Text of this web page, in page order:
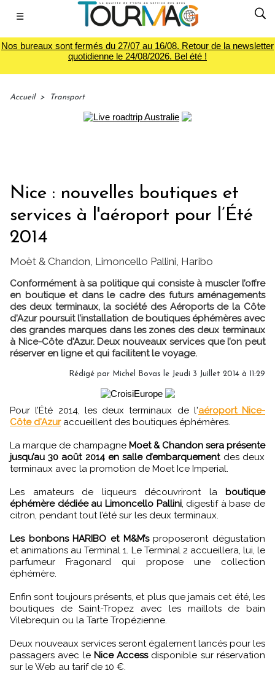
☰
Nos bureaux sont fermés du 27/07 au 16/08. Retour de la newsletter
quotidienne le 24/08/2026. Bel été !
Accueil > Transport
Nice : nouvelles boutiques et
services à l'aéroport pour l’Été
2014
Moët & Chandon, Limoncello Pallini, Haribo
Conformément à sa politique qui consiste à muscler l’offre
en boutique et dans le cadre des futurs aménagements
des deux terminaux, la société des Aéroports de la Côte
d'Azur poursuit l’installation de boutiques éphémères avec
des grandes marques dans les zones des deux terminaux
à Nice-Côte d'Azur. Deux nouveaux services que l’on peut
réserver en ligne et qui facilitent le voyage.
Rédigé par Michel Bovas le Jeudi 3 Juillet 2014 à 11:29
Pour l’Été 2014, les deux terminaux de l'aéroport Nice-
Côte d'Azuraccueillent des boutiques éphémères.
La marque de champagne Moet & Chandon sera présente
jusqu’au 30 août 2014 en salle d’embarquementdes deux
terminaux avec la promotion de Moet Ice Imperial.
Les amateurs de liqueurs découvriront la boutique
éphémère dédiée au Limoncello Pallini, digestif à base de
citron, pendant tout l’été sur les deux terminaux.
Les bonbons HARIBO et M&M’sproposeront dégustation
et animations au Terminal 1. Le Terminal 2 accueillera, lui, le
parfumeur Fragonard qui propose une collection
éphémère.
Enfin sont toujours présents, et plus que jamais cet été, les
boutiques de Saint-Tropez avec les maillots de bain
Vilebrequin ou la Tarte Tropézienne.
Deux nouveaux services seront également lancés pour les
passagers avec le Nice Accessdisponible sur réservation
sur le Web au tarif de 10 €.